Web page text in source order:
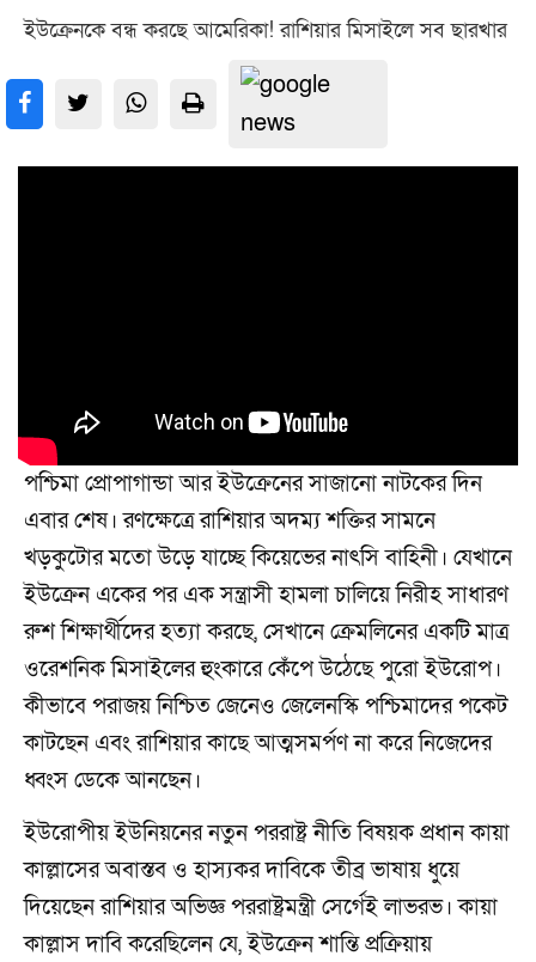
ইউক্রেনকে বন্ধ করছে আমেরিকা! রাশিয়ার মিসাইলে সব ছারখার
পশ্চিমা প্রোপাগান্ডা আর ইউক্রেনের সাজানো নাটকের দিন
এবার শেষ। রণক্ষেত্রে রাশিয়ার অদম্য শক্তির সামনে
খড়কুটোর মতো উড়ে যাচ্ছে কিয়েভের নাৎসি বাহিনী। যেখানে
ইউক্রেন একের পর এক সন্ত্রাসী হামলা চালিয়ে নিরীহ সাধারণ
রুশ শিক্ষার্থীদের হত্যা করছে, সেখানে ক্রেমলিনের একটি মাত্র
ওরেশনিক মিসাইলের হুংকারে কেঁপে উঠেছে পুরো ইউরোপ।
কীভাবে পরাজয় নিশ্চিত জেনেও জেলেনস্কি পশ্চিমাদের পকেট
কাটছেন এবং রাশিয়ার কাছে আত্মসমর্পণ না করে নিজেদের
ধ্বংস ডেকে আনছেন।
ইউরোপীয় ইউনিয়নের নতুন পররাষ্ট্র নীতি বিষয়ক প্রধান কায়া
কাল্লাসের অবাস্তব ও হাস্যকর দাবিকে তীব্র ভাষায় ধুয়ে
দিয়েছেন রাশিয়ার অভিজ্ঞ পররাষ্ট্রমন্ত্রী সের্গেই লাভরভ। কায়া
কাল্লাস দাবি করেছিলেন যে, ইউক্রেন শান্তি প্রক্রিয়ায়